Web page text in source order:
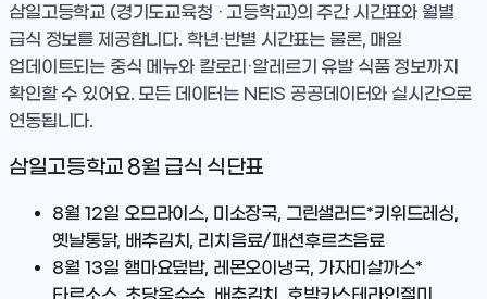
삼일고등학교 (경기도교육청 · 고등학교)의 주간 시간표와 월별
급식 정보를 제공합니다. 학년·반별 시간표는 물론, 매일
업데이트되는 중식 메뉴와 칼로리·알레르기 유발 식품 정보까지
확인할 수 있어요. 모든 데이터는 NEIS 공공데이터와 실시간으로
연동됩니다.
삼일고등학교 8월 급식 식단표
8월 12일 오므라이스, 미소장국, 그린샐러드*키위드레싱,
옛날통닭, 배추김치, 리치음료/패션후르츠음료
8월 13일 햄마요덮밥, 레몬오이냉국, 가자미살까스*